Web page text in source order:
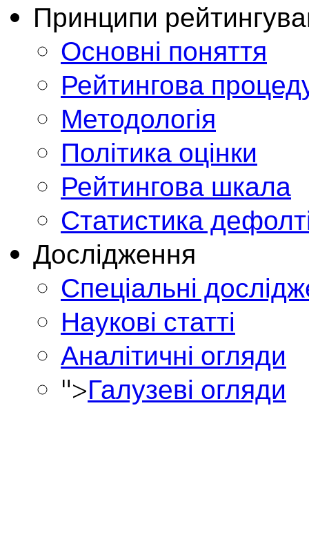
Принципи
Основні поняття
Рейтингова
Методологія
Політика оцінки
Рейтингова шкала
Статистика
Дослідження
Спеціальні
Наукові статті
Аналітичні огляди
">Галузеві огляди